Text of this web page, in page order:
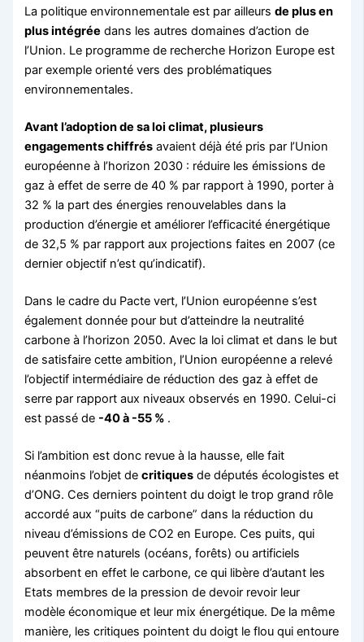
La politique environnementale est par ailleursde plus en
plus intégrée dans les autres domaines d’action de
l’Union. Le programme de recherche Horizon Europe est
par exemple orienté vers des problématiques
environnementales.
Avant l’adoption de sa loi climat, plusieurs
engagements chiffrés avaient déjà été pris par l’Union
européenne à l’horizon 2030 : réduire les émissions de
gaz à effet de serre de 40 % par rapport à 1990, porter à
32 % la part des énergies renouvelables dans la
production d’énergie et améliorer l’efficacité énergétique
de 32,5 % par rapport aux projections faites en 2007 (ce
dernier objectif n’est qu’indicatif).
Dans le cadre du Pacte vert, l’Union européenne s’est
également donnée pour but d’atteindre la neutralité
carbone à l’horizon 2050. Avec la loi climat et dans le but
de satisfaire cette ambition, l’Union européenne a relevé
l’objectif intermédiaire de réduction des gaz à effet de
serre par rapport aux niveaux observés en 1990. Celui-ci
est passé de -40 à -55 % .
Si l’ambition est donc revue à la hausse, elle fait
néanmoins l’objet decritiques de députés écologistes et
d’ONG. Ces derniers pointent du doigt le trop grand rôle
accordé aux “puits de carbone” dans la réduction du
niveau d’émissions de CO2 en Europe. Ces puits, qui
peuvent être naturels (océans, forêts) ou artificiels
absorbent en effet le carbone, ce qui libère d’autant les
Etats membres de la pression de devoir revoir leur
modèle économique et leur mix énergétique. De la même
manière, les critiques pointent du doigt le flou qui entoure